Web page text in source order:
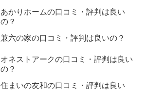
あかりホームの口コミ・評判は良い
の？
兼六の家の口コミ・評判は良いの？
オネストアークの口コミ・評判は良い
の？
住まいの友和の口コミ・評判は良い